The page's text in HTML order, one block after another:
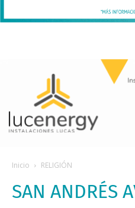
Inicio RELIGIÓN
SAN ANDRÉS